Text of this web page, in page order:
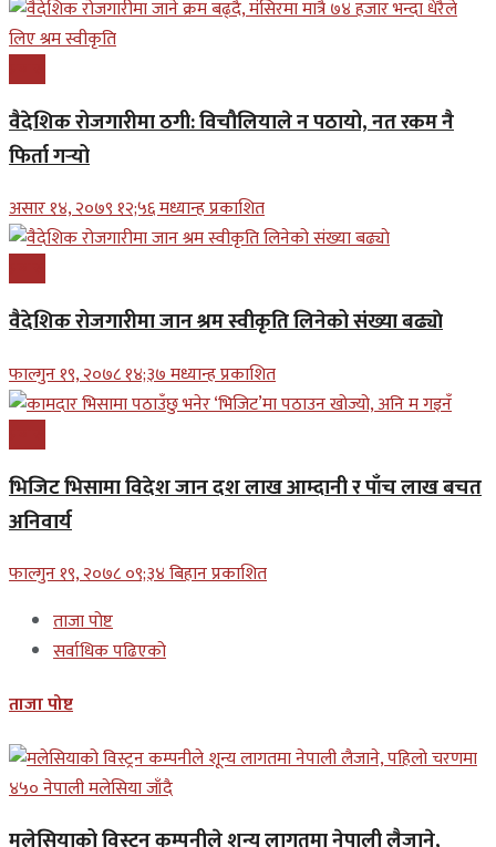
वैदेशिक रोजगारीमा ठगी: विचौलियाले न पठायो, नत रकम नै
फिर्ता गर्‍यो
असार १४, २०७९ १२;५६ मध्यान्ह प्रकाशित
वैदेशिक रोजगारीमा जान श्रम स्वीकृति लिनेको संख्या बढ्याे
फाल्गुन १९, २०७८ १४;३७ मध्यान्ह प्रकाशित
भिजिट भिसामा विदेश जान दश लाख आम्दानी र पाँच लाख बचत
अनिवार्य
फाल्गुन १९, २०७८ ०९;३४ बिहान प्रकाशित
ताजा पोष्ट
सर्वाधिक पढिएको
ताजा पोष्ट